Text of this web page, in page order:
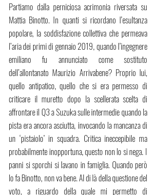
Partiamo dalla perniciosa acrimonia riversata su
Mattia Binotto. In quanti si ricordano l’esultanza
popolare, la soddisfazione collettiva che permeava
l’aria dei primi di gennaio 2019, quando l’ingegnere
emiliano fu annunciato come sostituto
dell’allontanato Maurizio Arrivabene? Proprio lui,
quello antipatico, quello che si era permesso di
criticare il muretto dopo la scellerata scelta di
affrontare il Q3 a Suzuka sulle intermedie quando la
pista era ancora asciutta, invocando la mancanza di
un ‘pistaiolo’ in squadra. Critica ineccepibile ma
probabilmente inopportuna, questo non lo si nega. I
panni si sporchi si lavano in famiglia. Quando però
lo fa Binotto, non va bene. Al di là della questione del
voto, a riguardo della quale mi permetto di